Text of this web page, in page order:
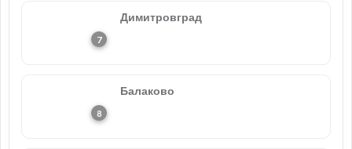
Димитровград
Балаково